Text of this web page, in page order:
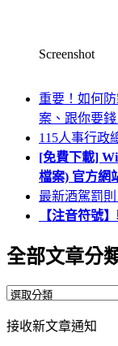
Screenshot
重要！如何
案、跟你要錢
115人事行政
[免費下載]
檔案) 官方網
最新酒駕罰
【注音符號
全部文章分
全
文
接收新文章通知